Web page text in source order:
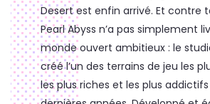
Desert est enfin arrivé. Et contre
Pearl Abyss n’a pas simplement
monde ouvert ambitieux : le
créé l’un des terrains de jeu les
les plus riches et les plus